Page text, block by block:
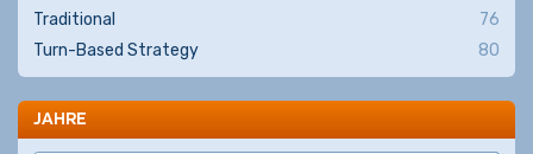
Traditional
76
Turn-Based Strategy
80
JAHRE